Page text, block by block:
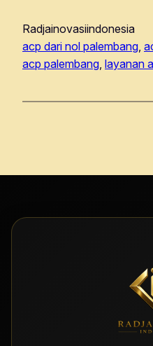
Radjainovasiindonesia
acp dari nol palembang
acp palembang layanan